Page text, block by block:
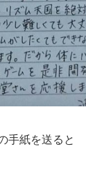
手紙を送ると